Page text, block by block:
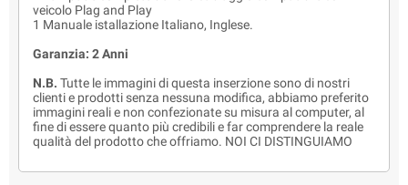
veicolo Plag and Play
1 Manuale istallazione Italiano, Inglese.
Garanzia: 2 Anni
N.B. Tutte le immagini di questa inserzione sono di nostri
clienti e prodotti senza nessuna modifica, abbiamo preferito
immagini reali e non confezionate su misura al computer, al
fine di essere quanto più credibili e far comprendere la reale
qualità del prodotto che offriamo. NOI CI DISTINGUIAMO